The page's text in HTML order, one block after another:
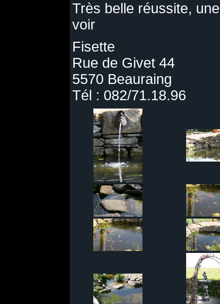
Très belle réussite,
voir
Fisette
Rue de Givet 44
5570 Beauraing
Tél : 082/71.18.96